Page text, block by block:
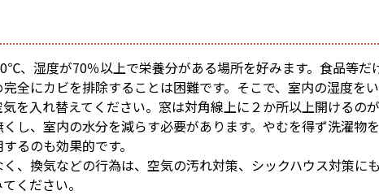
、湿度が70％以上で栄養分がある場所を好みます。食品等だ
全にカビを排除することは困難です。そこで、室内の湿度を
を入れ替えてください。窓は対角線上に２か所以上開けるの
し、室内の水分を減らす必要があります。やむを得ず洗濯物
るのも効果的です。
、換気などの行為は、空気の汚れ対策、シックハウス対策に
ください。